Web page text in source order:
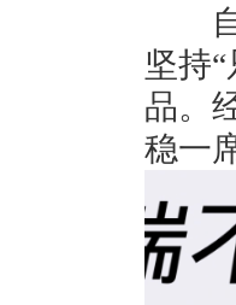
自
坚持
品。
稳一